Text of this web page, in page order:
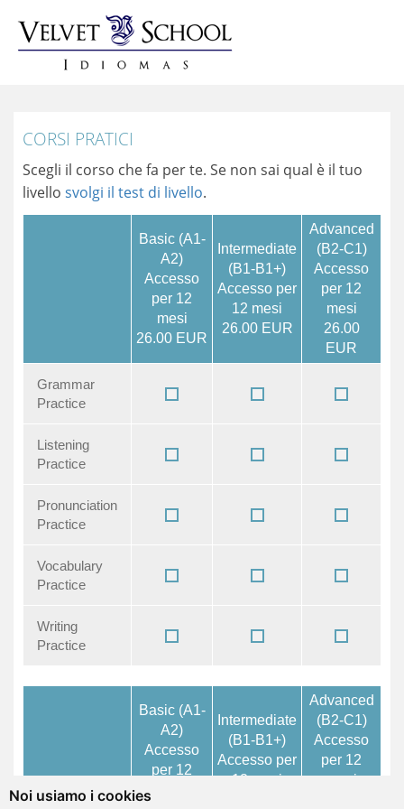
Noi usiamo i cookies
CORSI PRATICI
Scegli il corso che fa per te. Se non sai qual è il tuo
livello svolgi il test di livello.
Basic (A1-
A2)
Accesso
per 12
mesi
26.00 EUR
Intermediate
(B1-B1+)
Accesso per
12 mesi
26.00 EUR
Advanced
(B2-C1)
Accesso
per 12
mesi
26.00
EUR
Grammar
Practice
Listening
Practice
Pronunciation
Practice
Vocabulary
Practice
Writing
Practice
Basic (A1-
A2)
Accesso
per 12
Intermediate
(B1-B1+)
Accesso per
12 mesi
Advanced
(B2-C1)
Accesso
per 12
mesi